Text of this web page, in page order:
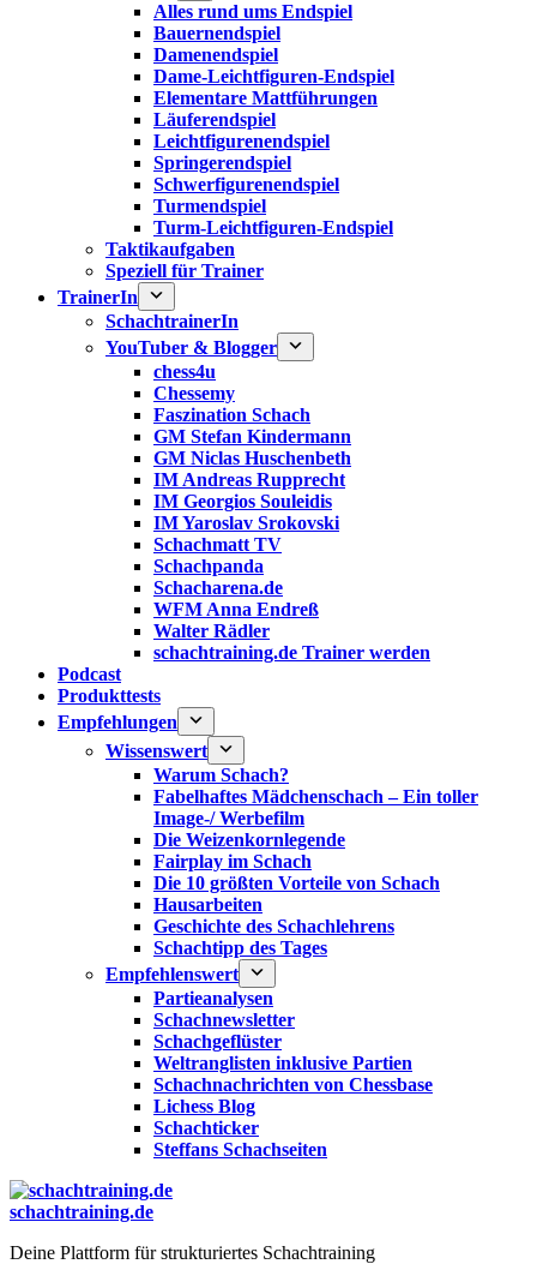
Alles rund ums Endspiel
Bauernendspiel
Damenendspiel
Dame-Leichtfiguren-Endspiel
Elementare Mattführungen
Läuferendspiel
Leichtfigurenendspiel
Springerendspiel
Schwerfigurenendspiel
Turmendspiel
Turm-Leichtfiguren-Endspiel
Taktikaufgaben
Speziell für Trainer
TrainerIn
SchachtrainerIn
YouTuber & Blogger
chess4u
Chessemy
Faszination Schach
GM Stefan Kindermann
GM Niclas Huschenbeth
IM Andreas Rupprecht
IM Georgios Souleidis
IM Yaroslav Srokovski
Schachmatt TV
Schachpanda
Schacharena.de
WFM Anna Endreß
Walter Rädler
schachtraining.de Trainer werden
Podcast
Produkttests
Empfehlungen
Wissenswert
Warum Schach?
Fabelhaftes Mädchenschach – Ein toller
Image-/ Werbefilm
Die Weizenkornlegende
Fairplay im Schach
Die 10 größten Vorteile von Schach‎
Hausarbeiten
Geschichte des Schachlehrens
Schachtipp des Tages
Empfehlenswert
Partieanalysen
Schachnewsletter
Schachgeflüster
Weltranglisten inklusive Partien
Schachnachrichten von Chessbase
Lichess Blog
Schachticker
Steffans Schachseiten
schachtraining.de
Deine Plattform für strukturiertes Schachtraining